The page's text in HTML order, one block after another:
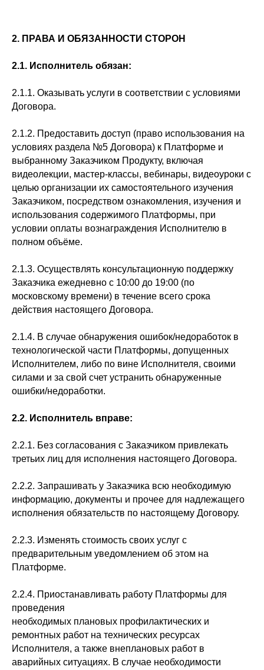
2. ПРАВА И ОБЯЗАННОСТИ СТОРОН
2.1. Исполнитель обязан:
2.1.1. Оказывать услуги в соответствии с условиями
Договора.
2.1.2. Предоставить доступ (право использования на
условиях раздела №5 Договора) к Платформе и
выбранному Заказчиком Продукту, включая
видеолекции, мастер-классы, вебинары, видеоуроки с
целью организации их самостоятельного изучения
Заказчиком, посредством ознакомления, изучения и
использования содержимого Платформы, при
условии оплаты вознаграждения Исполнителю в
полном объёме.
2.1.3. Осуществлять консультационную поддержку
Заказчика ежедневно с 10:00 до 19:00 (по
московскому времени) в течение всего срока
действия настоящего Договора.
2.1.4. В случае обнаружения ошибок/недоработок в
технологической части Платформы, допущенных
Исполнителем, либо по вине Исполнителя, своими
силами и за свой счет устранить обнаруженные
ошибки/недоработки.
2.2. Исполнитель вправе:
2.2.1. Без согласования с Заказчиком привлекать
третьих лиц для исполнения настоящего Договора.
2.2.2. Запрашивать у Заказчика всю необходимую
информацию, документы и прочее для надлежащего
исполнения обязательств по настоящему Договору.
2.2.3. Изменять стоимость своих услуг с
предварительным уведомлением об этом на
Платформе.
2.2.4. Приостанавливать работу Платформы для
проведения
необходимых плановых профилактических и
ремонтных работ на технических ресурсах
Исполнителя, а также внеплановых работ в
аварийных ситуациях. В случае необходимости